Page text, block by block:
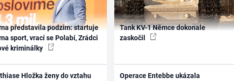
představila podzim: startuje
sport, vrací se Polabí, Zrádci
kriminálky
Hložka ženy do vztahu
Tank KV-1 Němce dokonale
zaskočil
Operace Entebbe ukázala